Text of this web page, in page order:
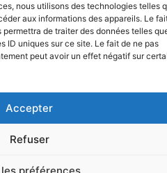
nous utilisons des technologies telles
aux informations des appareils. Le
de traiter des données telles
ID uniques sur ce site. Le fait de ne pas
peut avoir un effet négatif sur
Accepter
Refuser
préférences